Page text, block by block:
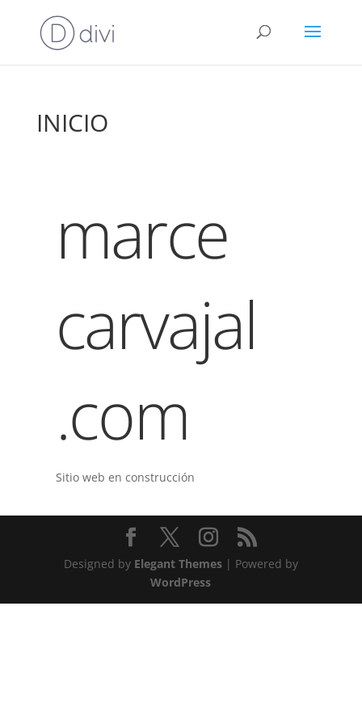
INICIO
marce
carvajal
.com
Sitio web en construcción
Designed by Elegant Themes| Powered by
WordPress